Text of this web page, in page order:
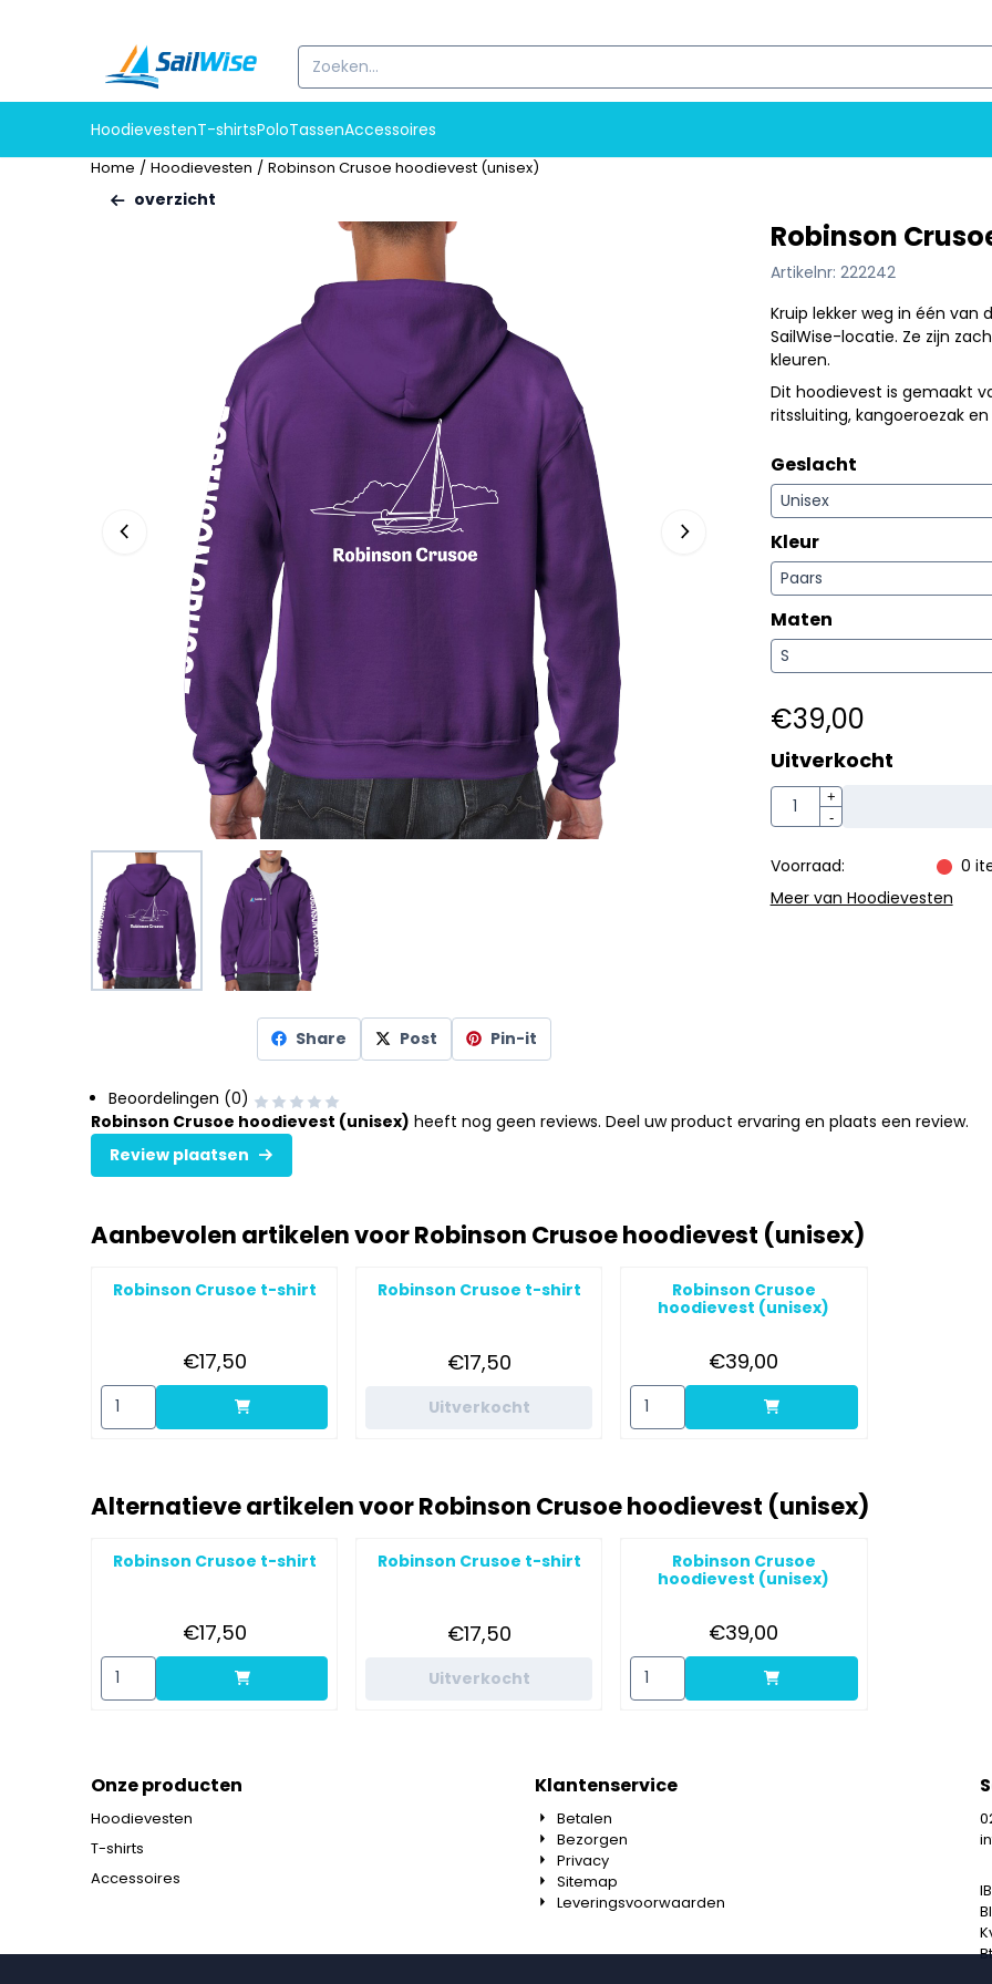
Zoeken
HoodievestenT-shirtsPoloTassenAccessoires
Home / Hoodievesten / Robinson Crusoe hoodievest (unisex)
overzicht
Share Post Pin-it
Robinson
Artikelnr: 222242
Kruip lekker weg in één van
SailWise-locatie. Ze zijn
kleuren.
Dit hoodievest is gemaakt
ritssluiting, kangoeroezak
Geslacht
Kleur
Maten
€39,00
Uitverkocht
Aantal
+
-
Voorraad: 0
Meer van Hoodievesten
Beoordelingen (0)
Robinson Crusoe hoodievest (unisex) heeft nog geen reviews. Deel uw product ervaring en plaats een review.
Review plaatsen
Aanbevolen artikelen voorRobinson Crusoe hoodievest (unisex)
Robinson Crusoe t-shirt
Prijs: 17,50
€17,50
Aantal kiezen voor Robinson Crusoe t-shirt
Robinson Crusoe t-shirt
Prijs: 17,50
€17,50
Uitverkocht
Robinson Crusoe
hoodievest (unisex)
Prijs: 39,00
€39,00
Aantal kiezen voor Robinson Crusoe
Alternatieve artikelen voorRobinson Crusoe hoodievest (unisex)
Robinson Crusoe t-shirt
Prijs: 17,50
€17,50
Aantal kiezen voor Robinson Crusoe t-shirt
Robinson Crusoe t-shirt
Prijs: 17,50
€17,50
Uitverkocht
Robinson Crusoe
hoodievest (unisex)
Prijs: 39,00
€39,00
Aantal kiezen voor Robinson Crusoe
Onze producten
Hoodievesten
T-shirts
Accessoires
Klantenservice
Betalen
Bezorgen
Privacy
Sitemap
Leveringsvoorwaarden